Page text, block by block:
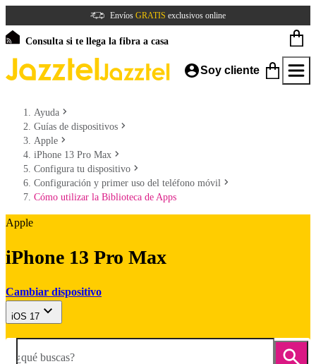
Envíos GRATIS exclusivos online
Consulta si te llega la fibra a casa
Soy cliente
Ayuda
Guías de dispositivos
Apple
iPhone 13 Pro Max
Configura tu dispositivo
Configuración y primer uso del teléfono móvil
Cómo utilizar la Biblioteca de Apps
Apple
iPhone 13 Pro Max
Cambiar dispositivo
iOS 17
¿qué buscas?